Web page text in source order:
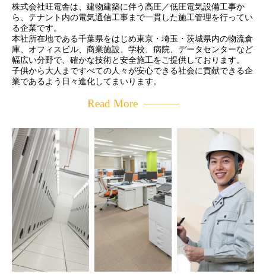
株式会社旺電舎は、建物建築に伴う高圧／低圧電気設備工事か
ら、テナント内の電気通信工事まで一貫した施工管理を行ってい
る企業です。
本社所在地である千葉県をはじめ東京・埼玉・茨城県内の物流倉
庫、オフィスビル、商業施設、学校、病院、データセンターなど
幅広い分野で、確かな技術と安全施工をご提供しております。
子供から大人まですべての人々が安心できる社会に貢献できる企
業であるよう日々進化してまいります。
Read More